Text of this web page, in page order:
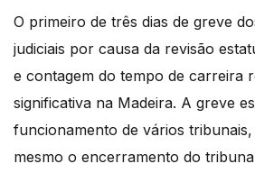
O primeiro de três dias de greve
judiciais por causa da revisão
e contagem do tempo de carreira
significativa na Madeira. A greve
funcionamento de vários
mesmo o encerramento do